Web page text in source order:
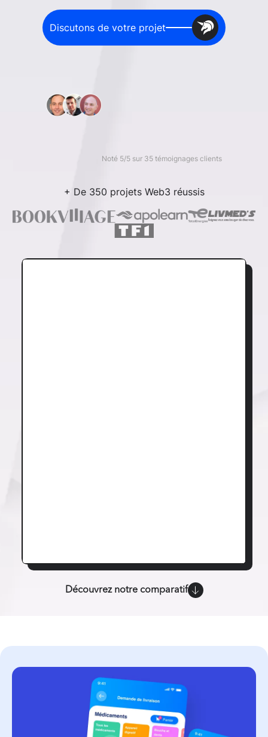
Discutons de votre projet
Noté 5/5 sur 35 témoignages clients
+ De 350 projets Web3 réussis
Découvrez notre comparatif